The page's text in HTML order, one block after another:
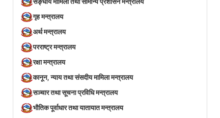
गृह मन्त्रालय
अर्थ मन्त्रालय
परराष्ट्र मन्त्रालय
रक्षा मन्त्रालय
कानून, न्याय तथा संसदीय मामिला मन्त्रालय
सञ्‍चार तथा सूचना प्रविधि मन्त्रालय
भौतिक पूर्वाधार तथा यातायात मन्त्रालय